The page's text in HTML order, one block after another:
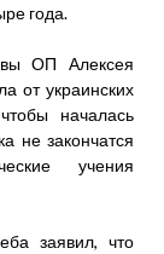
года.
ОП Алексея
от украинских
началась
не закончатся
учения
заявил, что